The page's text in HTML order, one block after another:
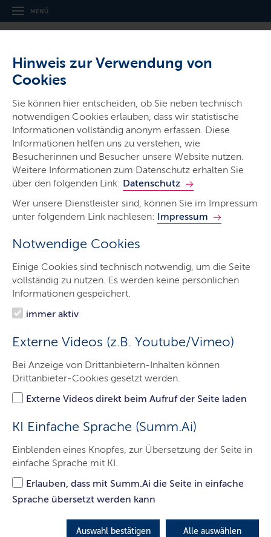
Hinweis zur Verwendung von
Cookies
Sie können hier entscheiden, ob Sie neben technisch
notwendigen Cookies erlauben, dass wir statistische
Informationen vollständig anonym erfassen. Diese
Informationen helfen uns zu verstehen, wie
Besucherinnen und Besucher unsere Website nutzen.
Weitere Informationen zum Datenschutz erhalten Sie
über den folgenden Link: Datenschutz
Wer unsere Dienstleister sind, können Sie im Impressum
unter folgendem Link nachlesen: Impressum
Notwendige Cookies
Einige Cookies sind technisch notwendig, um die Seite
vollständig zu nutzen. Es werden keine persönlichen
Informationen gespeichert.
immer aktiv
Externe Videos (z.B. Youtube/Vimeo)
Bei Anzeige von Drittanbietern-Inhalten können
Drittanbieter-Cookies gesetzt werden.
Externe Videos direkt beim Aufruf der Seite laden
KI Einfache Sprache (Summ.Ai)
Einblenden eines Knopfes, zur Übersetzung der Seite in
einfache Sprache mit KI.
Erlauben, dass mit Summ.Ai die Seite in einfache
Sprache übersetzt werden kann
Auswahl bestätigen Alle auswählen
MENÜ
Landesamt für Landwirtschaft und
nachhaltige Landentwicklung
Ministerien & Behörden
Start
Organisation
Themen
Presse
Service
Hackathon
Ansprechpartner für
Medienvertreter
nachhaltige Landentwicklung